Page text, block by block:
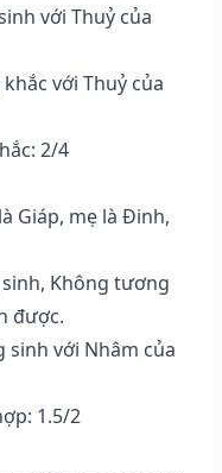
với Thuỷ của
với Thuỷ của
2/4
Giáp, mẹ là Đinh,
Không tương
được.
sinh với Nhâm của
1.5/2